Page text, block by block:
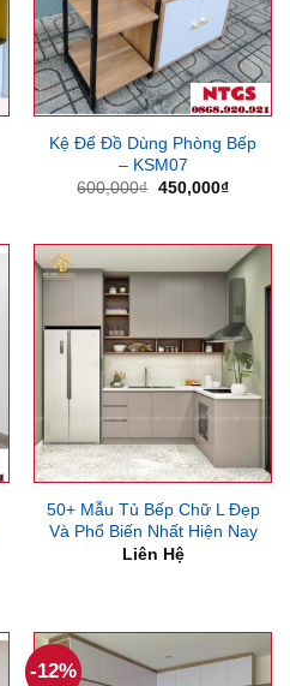
Kệ Để Đồ Dùng Phòng Bếp
– KSM07
600,000₫ Giá
450,000₫Giá
50+ Mẫu Tủ Bếp Chữ L Đẹp
Và Phổ Biến Nhất Hiện Nay
Liên Hệ
-12%